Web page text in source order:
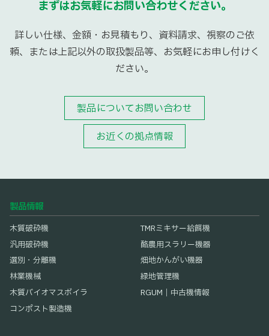
まずはお気軽にお問い合わせください。
詳しい仕様、金額・お見積もり、資料請求、視察のご依
頼、または上記以外の取扱製品等、お気軽にお申し付けく
ださい。
製品についてお問い合わせ
お近くの拠点情報
製品情報
木質破砕機
汎用破砕機
選別・分離機
林業機械
木質バイオマスボイラ
コンポスト製造機
TMRミキサー給餌機
酪農用スラリー機器
畑地かんがい機器
緑地管理機
RGUM｜中古機情報